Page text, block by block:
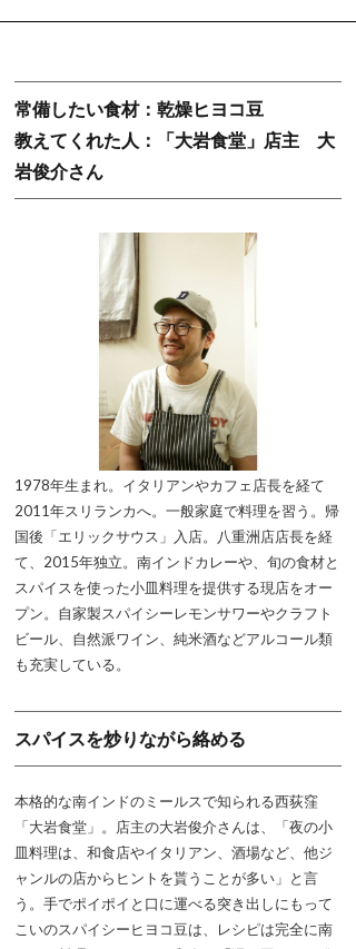
常備したい食材：乾燥ヒヨコ豆
教えてくれた人：「大岩食堂」店主 大
岩俊介さん
1978年生まれ。イタリアンやカフェ店長を経て
2011年スリランカへ。一般家庭で料理を習う。帰
国後「エリックサウス」入店。八重洲店店長を経
て、2015年独立。南インドカレーや、旬の食材と
スパイスを使った小皿料理を提供する現店をオー
プン。自家製スパイシーレモンサワーやクラフト
ビール、自然派ワイン、純米酒などアルコール類
も充実している。
スパイスを炒りながら絡める
本格的な南インドのミールスで知られる西荻窪
「大岩食堂」。店主の大岩俊介さんは、「夜の小
皿料理は、和食店やイタリアン、酒場など、他ジ
ャンルの店からヒントを貰うことが多い」と言
う。手でポイポイと口に運べる突き出しにもって
こいのスパイシーヒヨコ豆は、レシピは完全に南